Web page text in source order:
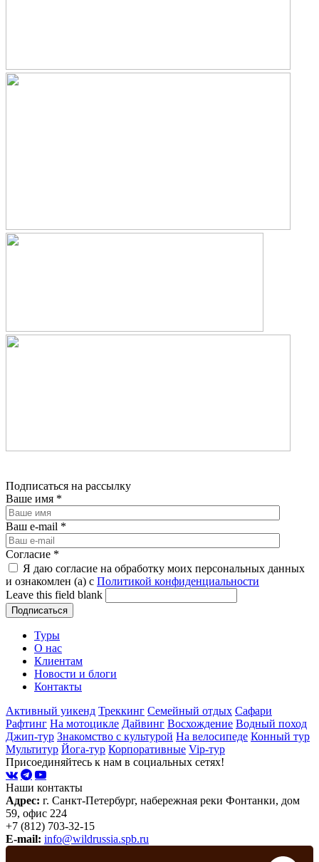
Подписаться на рассылку
Ваше имя *
Ваш e-mail *
Согласие *
Я даю согласие на обработку моих персональных данных
и ознакомлен (а) с Политикой конфиденциальности
Leave this field blank
Туры
О нас
Клиентам
Новости и блоги
Контакты
Активный уикенд Треккинг Семейный отдых Сафари
Рафтинг На мотоцикле Дайвинг Восхождение Водный поход
Джип-тур Знакомство с культурой На велосипеде Конный тур
Мультитур Йога-тур Корпоративные Vip-тур
Присоединяйтесь к нам в социальных сетях!
Наши контакты
Адрес: г. Санкт-Петербург, набережная реки Фонтанки, дом
59, офис 224
+7 (812) 703-32-15
E-mail: info@wildrussia.spb.ru